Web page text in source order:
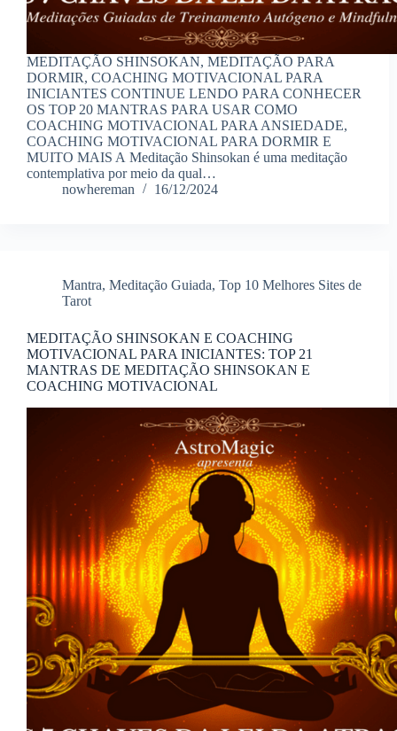
MEDITAÇÃO SHINSOKAN, MEDITAÇÃO PARA
DORMIR, COACHING MOTIVACIONAL PARA
INICIANTES CONTINUE LENDO PARA CONHECER
OS TOP 20 MANTRAS PARA USAR COMO
COACHING MOTIVACIONAL PARA ANSIEDADE,
COACHING MOTIVACIONAL PARA DORMIR E
MUITO MAIS A Meditação Shinsokan é uma meditação
contemplativa por meio da qual…
nowhereman
16/12/2024
Mantra, Meditação Guiada, Top 10 Melhores Sites de
Tarot
MEDITAÇÃO SHINSOKAN E COACHING
MOTIVACIONAL PARA INICIANTES: TOP 21
MANTRAS DE MEDITAÇÃO SHINSOKAN E
COACHING MOTIVACIONAL